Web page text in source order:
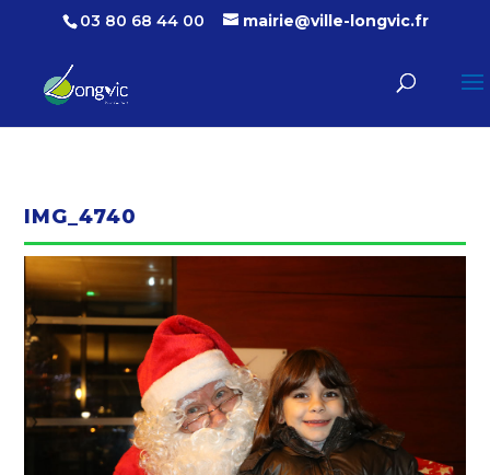
03 80 68 44 00 mairie@ville-longvic.fr
IMG_4740